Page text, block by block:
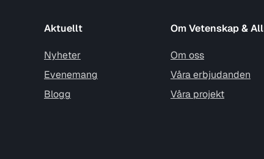
Aktuellt
Nyheter
Evenemang
Blogg
Om Vetenskap &
Om oss
Våra erbjudanden
Våra projekt